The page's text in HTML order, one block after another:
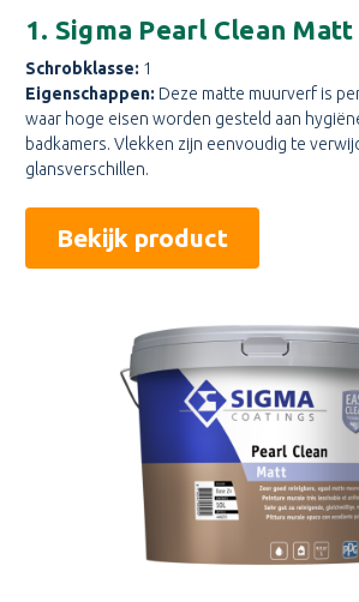
1. Sigma Pearl Clean Matt
Schrobklasse: 1
Eigenschappen: Deze matte muurverf is
waar hoge eisen worden gesteld aan
badkamers. Vlekken zijn eenvoudig te
glansverschillen.
Bekijk product